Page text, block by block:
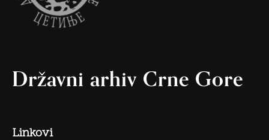
Državni arhiv Crne Gore
Linkovi